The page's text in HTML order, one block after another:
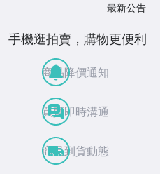
最新公告
手機逛拍賣，購物更便利
商品降價通知
買賣即時溝通
商品到貨動態